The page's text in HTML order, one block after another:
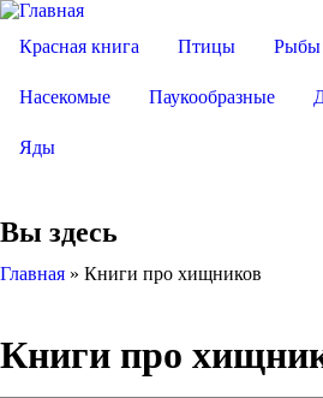
Красная книга Птицы Рыбы
Насекомые Паукообразные
Яды
Вы здесь
Главная » Книги про хищников
Книги про